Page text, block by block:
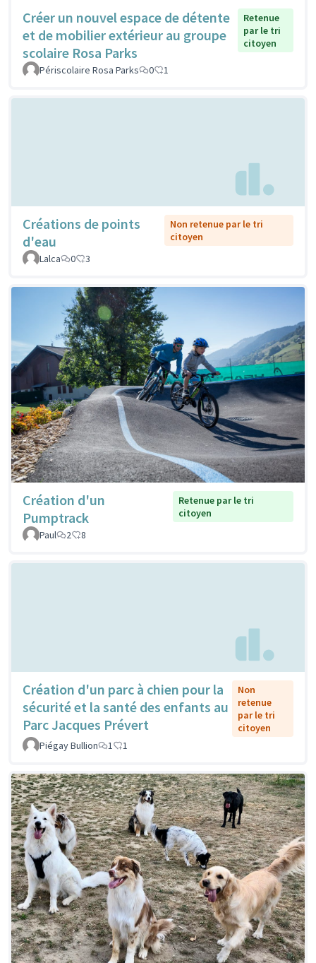
Créer un nouvel espace de détente
et de mobilier extérieur au groupe
scolaire Rosa Parks
Retenue
par le tri
citoyen
Périscolaire Rosa Parks 0 1
Créations de points
d'eau
Non retenue par le tri
citoyen
Lalca
0 3
Création d'un
Pumptrack
Retenue par le tri
citoyen
Paul
2 8
Création d'un parc à chien pour la
sécurité et la santé des enfants au
Parc Jacques Prévert
Non
retenue
par le tri
citoyen
Piégay Bullion
1 1